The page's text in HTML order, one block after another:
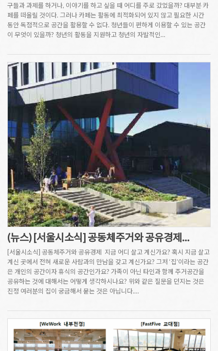
구들과 과제를 하거나, 이야기를 하고 싶을 때 어디를 주로 갔었을까? 대부분 카
페를 떠올릴 것이다. 그러나 카페는 활동에 최적화되어 있지 않고 필요한 시간
동안 독점적으로 공간을 활용할 수 없다. 청년들이 편하게 이용할 수 있는 공간
이 무엇이 있을까? 청년의 활동을 지원하고 청년의 자발적인…
(뉴스) [서울시소식] 공동체주거와 공유경제…
[서울시소식] 공동체주거와 공유경제 지금 어디 살고 계신가요? 혹시 지금 살고
계신 곳에서 전혀 새로운 사람과의 만남을 갖고 계신가요? 그저 ‘집’이라는 공간
은 개인의 공간이자 휴식의 공간인가요? 가족이 아닌 타인과 함께 주거공간을
공유하는 것에 대해서는 어떻게 생각하시나요? 위와 같은 질문을 던지는 것은
진정 여러분의 집이 궁금해서 묻는 것은 아닙니다.…